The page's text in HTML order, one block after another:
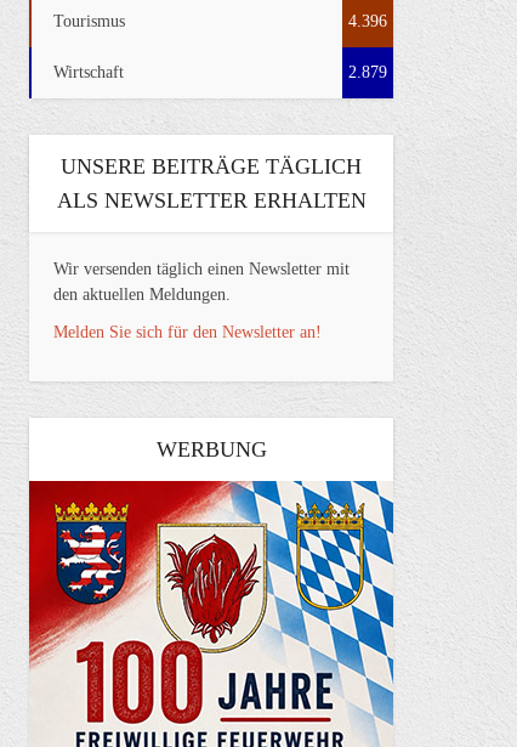
Tourismus 4.396
Wirtschaft 2.879
UNSERE BEITRÄGE TÄGLICH
ALS NEWSLETTER ERHALTEN
Wir versenden täglich einen Newsletter mit
den aktuellen Meldungen.
Melden Sie sich für den Newsletter an!
WERBUNG